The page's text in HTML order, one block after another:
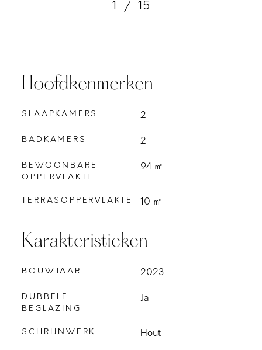
1 / 15
Hoofdkenmerken
SLAAPKAMERS 2
BADKAMERS 2
BEWOONBARE
OPPERVLAKTE
94 ㎡
TERRASOPPERVLAKTE 10 ㎡
Karakteristieken
BOUWJAAR 2023
DUBBELE
BEGLAZING
Ja
SCHRIJNWERK Hout